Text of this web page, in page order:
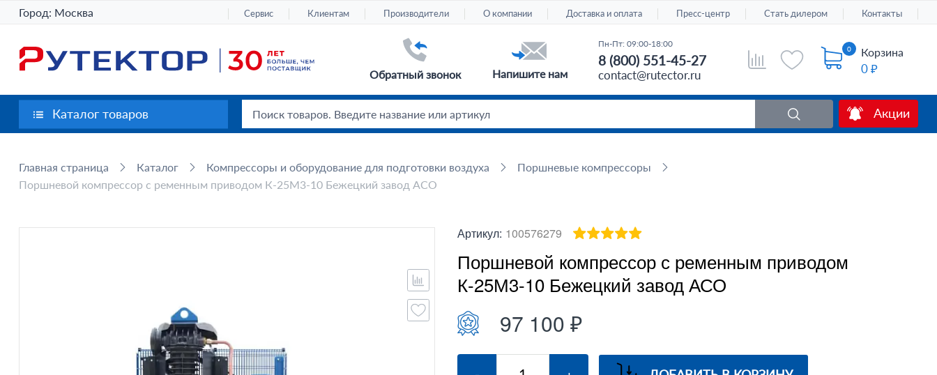
Город: Москва Сервис Клиентам Производители О компании Доставка и оплата Пресс-центр Стать дилером Контакты
0 Корзина
0 ₽
Обратный звонок Напишите нам
Пн-Пт: 09:00-18:00
8 (800) 551-45-27
contact@rutector.ru
Акции
Каталог товаров
Главная страница Каталог Компрессоры и оборудование для подготовки воздуха
Поршневые компрессоры
Поршневой компрессор с ременным приводом К-25М3-10 Бежецкий завод АСО
Артикул: 100576279
Поршневой компрессор с ременным приводом
К-25М3-10 Бежецкий завод АСО
97 100 ₽